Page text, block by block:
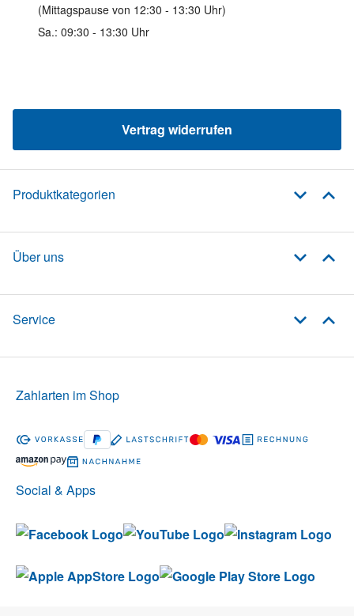
(Mittagspause von 12:30 - 13:30 Uhr)
Sa.: 09:30 - 13:30 Uhr
Vertrag widerrufen
Produktkategorien
Über uns
Service
Social & Apps
Zahlarten im Shop